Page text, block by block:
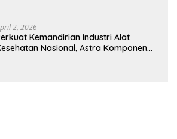
2, 2026
Kemandirian Industri Alat
Nasional, Astra Komponen